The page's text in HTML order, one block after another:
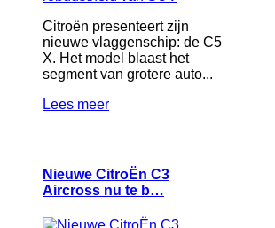
Citroën presenteert zijn
nieuwe vlaggenschip: de C5
X. Het model blaast het
segment van grotere auto...
Lees meer
Nieuwe CitroËn C3
Aircross nu te b…